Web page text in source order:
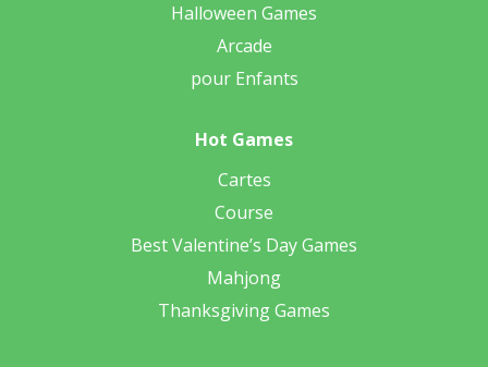
Halloween Games
Arcade
pour Enfants
Hot Games
Cartes
Course
Best Valentine’s Day Games
Mahjong
Thanksgiving Games